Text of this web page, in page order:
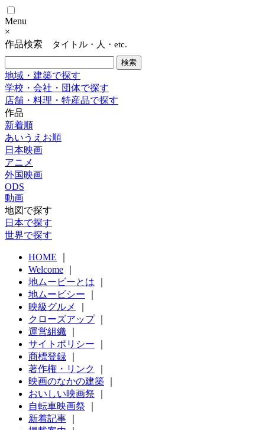
Menu
×
作品検索
タイトル・人・etc.
地域・建築で探す
学校・会社・団体で探す
店舗・料理・特産品で探す
作品
新着順
あいうえお順
日本映画
アニメ
外国映画
ODS
動画
地図で探す
日本で探す
世界で探す
HOME
Welcome
地ムービーとは
地ムービシー
映級グルメ
クローズアップ｜
運営組織
サイトポリシー
商標登録
著作権・リンク
映画のなかの建築
おいしい映画祭
自転車映画祭
新着記事